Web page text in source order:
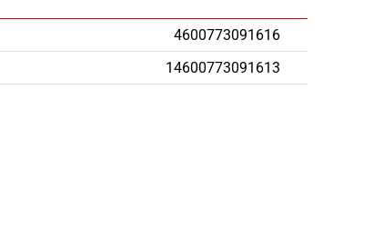
4600773091616
14600773091613